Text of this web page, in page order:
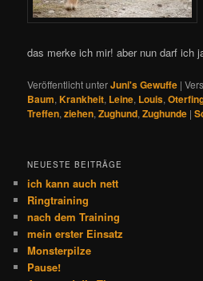
das merke ich mir! aber nun darf ich
Veröffentlicht unterJuni's Gewuffe |
Baum,Krankheit, Leine, Louis,
Treffen,ziehen,Zughund,Zughunde |
NEUESTE BEITRÄGE
ich kann auch nett
Ringtraining
nach dem Training
mein erster Einsatz
Monsterpilze
Pause!